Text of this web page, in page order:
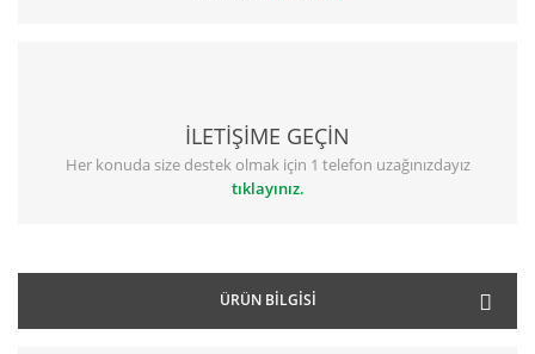
İLETİŞİME GEÇİN
Her konuda size destek olmak için 1 telefon uzağınızdayız
tıklayınız.
ÜRÜN BILGISI